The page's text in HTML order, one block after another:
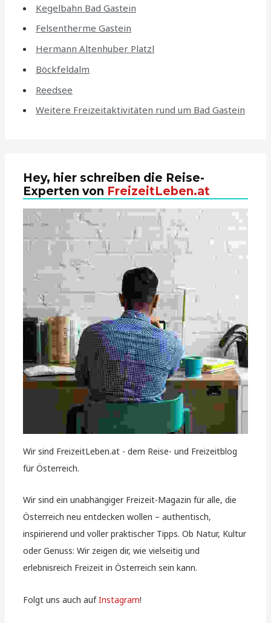
Kegelbahn Bad Gastein
Felsentherme Gastein
Hermann Altenhuber Platzl
Böckfeldalm
Reedsee
Weitere Freizeitaktivitäten rund um Bad Gastein
Hey, hier schreiben die Reise-
Experten von FreizeitLeben.at
Wir sind FreizeitLeben.at - dem Reise- und Freizeitblog
für Österreich.
Wir sind ein unabhängiger Freizeit-Magazin für alle, die
Österreich neu entdecken wollen – authentisch,
inspirierend und voller praktischer Tipps. Ob Natur, Kultur
oder Genuss: Wir zeigen dir, wie vielseitig und
erlebnisreich Freizeit in Österreich sein kann.
Folgt uns auch aufInstagram!